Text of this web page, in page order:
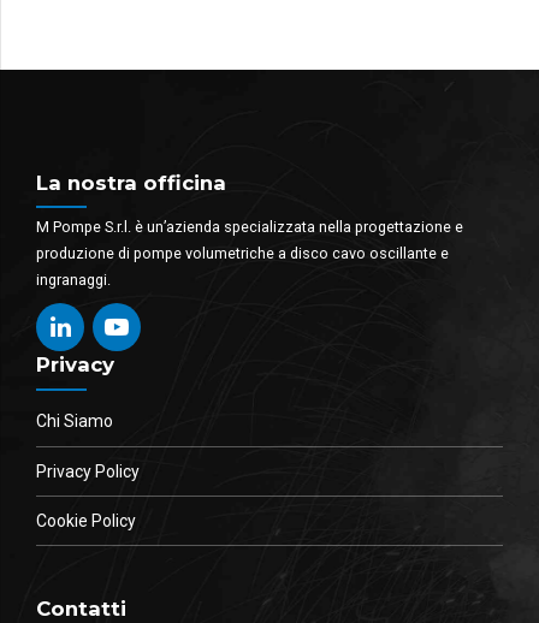
La nostra officina
M Pompe S.r.l. è un’azienda specializzata nella progettazione e
produzione di pompe volumetriche a disco cavo oscillante e
ingranaggi.
Privacy
Chi Siamo
Privacy Policy
Cookie Policy
Contatti